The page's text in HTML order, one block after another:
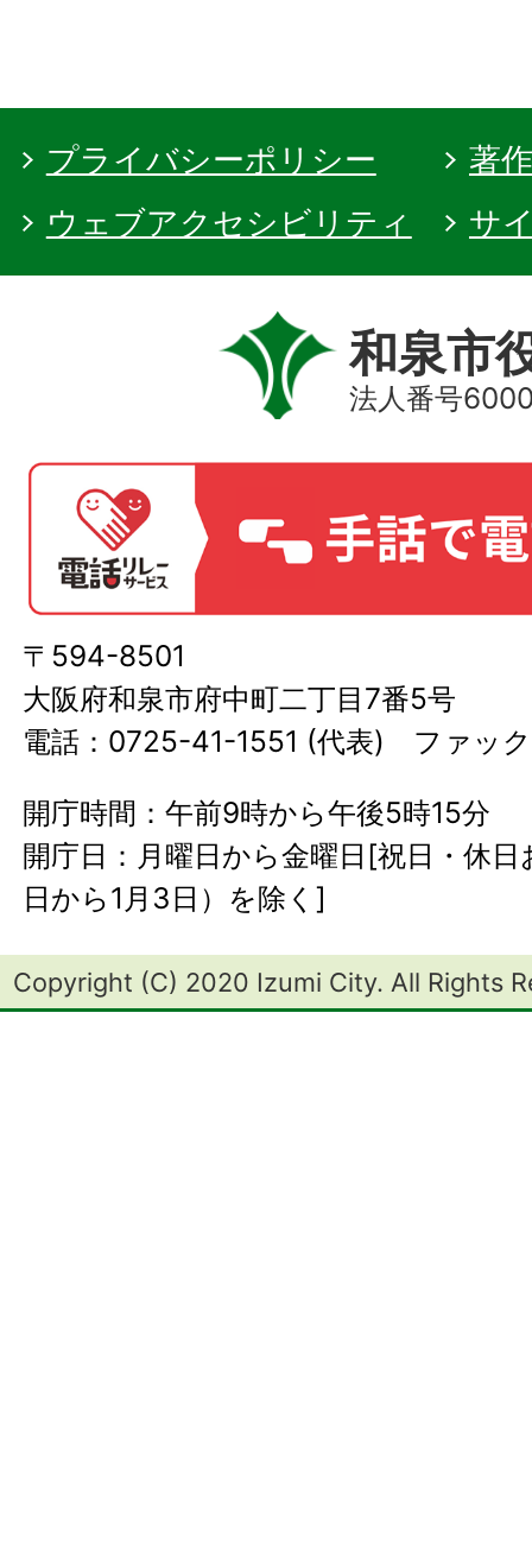
プライバシーポリシー
著
ウェブアクセシビリティ
サ
和泉市
法人番号
〒594-8501
大阪府和泉市府中町二丁目7番5号
電話：0725-41-1551 (代表) ファッ
開庁時間：午前9時から午後5時15分
開庁日：月曜日から金曜日[祝日・休
日から1月3日）を除く]
Copyright (C) 2020 Izumi City. All Rights